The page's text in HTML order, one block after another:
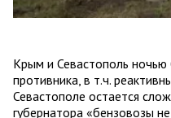
Крым и Севастополь
противника, в т.ч.
Севастополе остается
губернатора «бензовозы